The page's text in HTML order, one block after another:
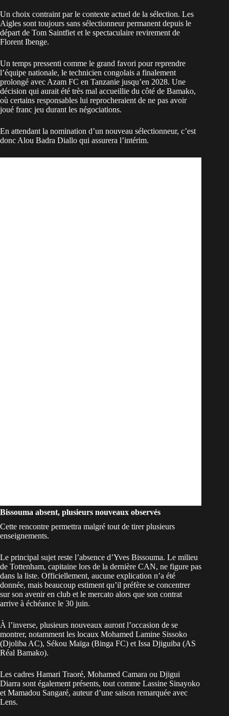
Un choix contraint par le contexte actuel de la sélection. Les
Aigles sont toujours sans sélectionneur permanent depuis le
départ de Tom Saintfiet et le spectaculaire revirement de
Florent Ibenge.
Un temps pressenti comme le grand favori pour reprendre
l’équipe nationale, le technicien congolais a finalement
prolongé avec Azam FC en Tanzanie jusqu’en 2028. Une
décision qui aurait été très mal accueillie du côté de Bamako,
où certains responsables lui reprocheraient de ne pas avoir
joué franc jeu durant les négociations.
En attendant la nomination d’un nouveau sélectionneur, c’est
donc Alou Badra Diallo qui assurera l’intérim.
Bissouma absent, plusieurs nouveaux observés
Cette rencontre permettra malgré tout de tirer plusieurs
enseignements.
Le principal sujet reste l’absence d’Yves Bissouma. Le milieu
de Tottenham, capitaine lors de la dernière CAN, ne figure pas
dans la liste. Officiellement, aucune explication n’a été
donnée, mais beaucoup estiment qu’il préfère se concentrer
sur son avenir en club et le mercato alors que son contrat
arrive à échéance le 30 juin.
À l’inverse, plusieurs nouveaux auront l’occasion de se
montrer, notamment les locaux Mohamed Lamine Sissoko
(Djoliba AC), Sékou Maïga (Binga FC) et Issa Djiguiba (AS
Réal Bamako).
Les cadres Hamari Traoré, Mohamed Camara ou Djigui
Diarra sont également présents, tout comme Lassine Sinayoko
et Mamadou Sangaré, auteur d’une saison remarquée avec
Lens.